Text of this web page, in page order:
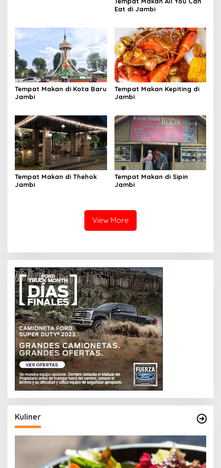
Eat di Jambi
Tempat Makan di Kota Baru
Jambi
Tempat Makan Kepiting di
Jambi
Tempat Makan di Thehok
Jambi
Tempat Makan di Sipin
Jambi
View More
Kuliner